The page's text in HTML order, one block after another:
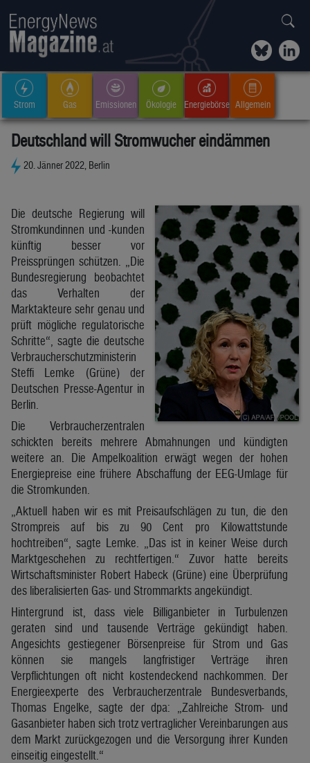
Strom Gas Emissionen Ökologie Energiebörse Allgemein
Deutschland will Stromwucher eindämmen
20. Jänner 2022, Berlin
Die deutsche Regierung will
Stromkundinnen und -kunden
künftig besser vor
Preissprüngen schützen. „Die
Bundesregierung beobachtet
das Verhalten der
Marktakteure sehr genau und
prüft mögliche regulatorische
Schritte“, sagte die deutsche
Verbraucherschutzministerin
Steffi Lemke (Grüne) der
Deutschen Presse-Agentur in
Berlin.
Die Verbraucherzentralen
schickten bereits mehrere Abmahnungen und kündigten
weitere an. Die Ampelkoalition erwägt wegen der hohen
Energiepreise eine frühere Abschaffung der EEG-Umlage für
die Stromkunden.
„Aktuell haben wir es mit Preisaufschlägen zu tun, die den
Strompreis auf bis zu 90 Cent pro Kilowattstunde
hochtreiben“, sagte Lemke. „Das ist in keiner Weise durch
Marktgeschehen zu rechtfertigen.“ Zuvor hatte bereits
Wirtschaftsminister Robert Habeck (Grüne) eine Überprüfung
des liberalisierten Gas- und Strommarkts angekündigt.
Hintergrund ist, dass viele Billiganbieter in Turbulenzen
geraten sind und tausende Verträge gekündigt haben.
Angesichts gestiegener Börsenpreise für Strom und Gas
können sie mangels langfristiger Verträge ihren
Verpflichtungen oft nicht kostendeckend nachkommen. Der
Energieexperte des Verbraucherzentrale Bundesverbands,
Thomas Engelke, sagte der dpa: „Zahlreiche Strom- und
Gasanbieter haben sich trotz vertraglicher Vereinbarungen aus
dem Markt zurückgezogen und die Versorgung ihrer Kunden
einseitig eingestellt.“